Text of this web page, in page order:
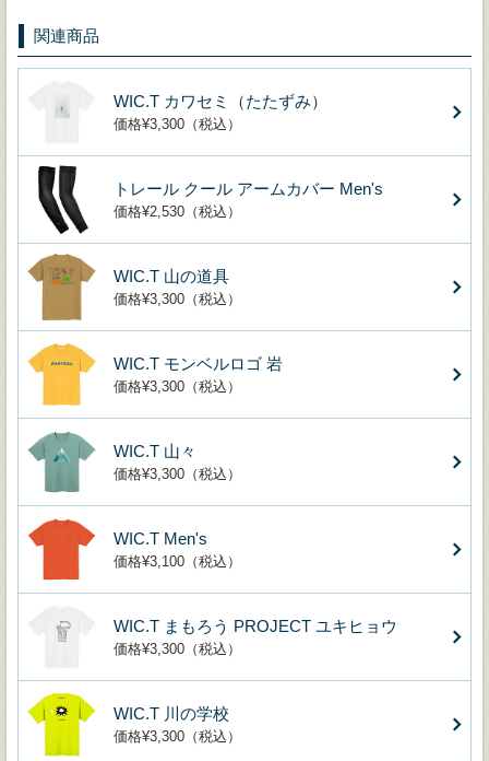
関連商品
WIC.T カワセミ（たたずみ）
価格¥3,300（税込）
トレール クール アームカバー Men's
価格¥2,530（税込）
WIC.T 山の道具
価格¥3,300（税込）
WIC.T モンベルロゴ 岩
価格¥3,300（税込）
WIC.T 山々
価格¥3,300（税込）
WIC.T Men's
価格¥3,100（税込）
WIC.T まもろう PROJECT ユキヒョウ
価格¥3,300（税込）
WIC.T 川の学校
価格¥3,300（税込）